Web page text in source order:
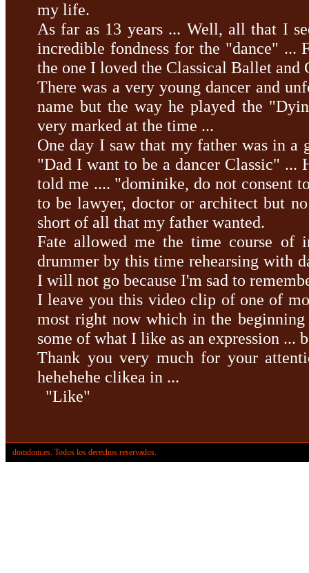
my life.
As far as 13 years ... Well, all that I
incredible fondness for the "dance" ...
the one I loved the Classical Ballet and
There was a very young dancer and
name but the way he played the "
very marked at the time ...
One day I saw that my father was in a
"Dad I want to be a dancer Classic" ...
told me .... "dominike, do not consent
to be lawyer, doctor or architect but
short of all that my father wanted.
Fate allowed me the time course of
drummer by this time rehearsing with
I will not go because I'm sad to
I leave you this video clip of one of
most right now which in the beginning
some of what I like as an expression ...
Thank you very much for your
hehehehe clikea in ...
"Like"
domdom.es. Todos los derechos reservados.